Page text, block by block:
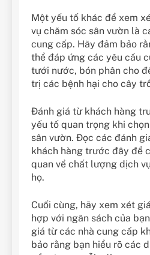
Một yếu tố khác để xem
vụ chăm sóc sân vườn là
cung cấp. Hãy đảm bảo
thể đáp ứng các yêu cầu
tưới nước, bón phân cho
trị các bệnh hại cho cây
Đánh giá từ khách hàng
yếu tố quan trọng khi
sân vườn. Đọc các đánh
khách hàng trước đây để
quan về chất lượng dịch
họ.
Cuối cùng, hãy xem xét
hợp với ngân sách của
giá từ các nhà cung cấp
bảo rằng bạn hiểu rõ các